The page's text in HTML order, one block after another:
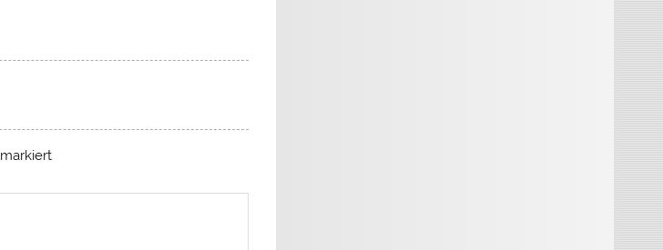
markiert